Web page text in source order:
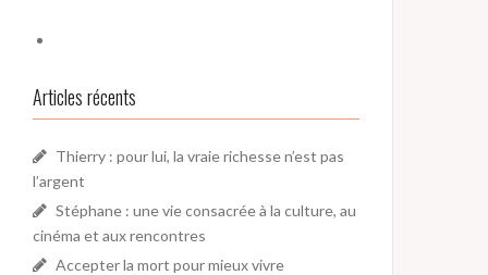
Articles récents
Thierry : pour lui, la vraie richesse n’est pas
l’argent
Stéphane : une vie consacrée à la culture, au
cinéma et aux rencontres
Accepter la mort pour mieux vivre